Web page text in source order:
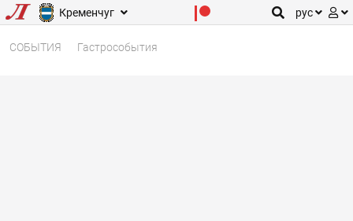
Кременчуг рус
СОБЫТИЯ Гастрособытия